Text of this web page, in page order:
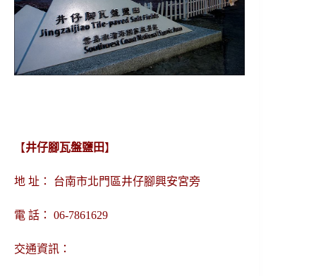
【井仔腳瓦盤鹽田】
地 址： 台南市北門區井仔腳興安宮旁
電 話： 06-7861629
交通資訊：